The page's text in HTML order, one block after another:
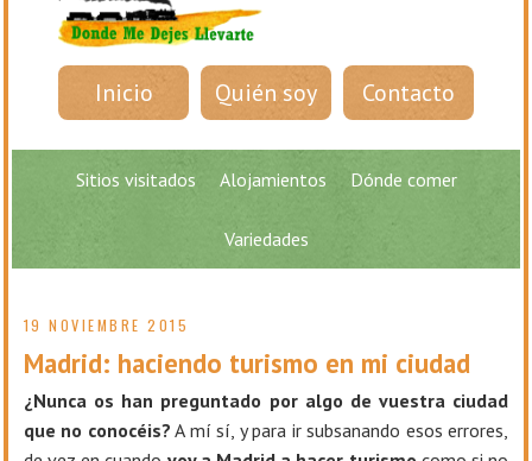
Inicio Quién soy Contacto
Sitios visitados Alojamientos Dónde comer
Variedades
19 NOVIEMBRE 2015
Madrid: haciendo turismo en mi ciudad
¿Nunca os han preguntado por algo de vuestra ciudad
que no conocéis? A mí sí, y para ir subsanando esos errores,